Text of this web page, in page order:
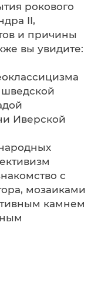
рокового
II,
и причины
вы увидите:
шведской
Иверской
с
мозаиками
камнем